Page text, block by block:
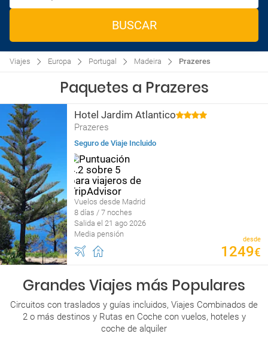
BUSCAR
Viajes Europa Portugal Madeira Prazeres
Paquetes a Prazeres
Hotel Jardim Atlantico
Prazeres
Seguro de Viaje Incluido
Vuelos desde Madrid
8 días / 7 noches
Salida el 21 ago 2026
Media pensión
desde
1249€
Grandes Viajes más Populares
Circuitos con traslados y guías incluidos, Viajes Combinados de
2 o más destinos y Rutas en Coche con vuelos, hoteles y
coche de alquiler